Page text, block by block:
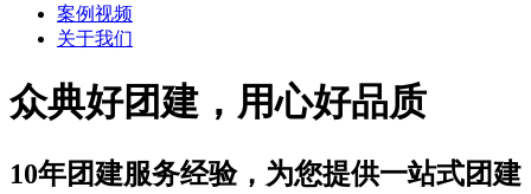
案例视频
关于我们
众典好团建，用心好品质
10年团建服务经验，为您提供一站式团建